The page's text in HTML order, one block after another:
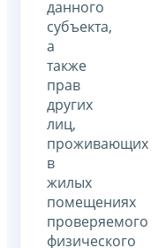
данного
субъекта,
а
также
прав
других
лиц,
проживающих
в
жилых
помещениях
проверяемого
физического